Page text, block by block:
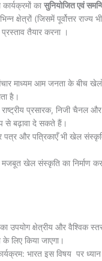
कार्यक्रमों का सुनियोजित एवं
क्षेत्रों (जिसमें पूर्वोत्तर
तैयार करना ।
माध्यम आम जनता के बीच
है।
प्रसारक, निजी चैनल
से बढ़ावा दे सकते हैं।
पत्र और पत्रिकाएँ भी खेल
खेल संस्कृति का निर्माण
उपयोग क्षेत्रीय और वैश्विक
के लिए किया जाएगा।
भारत इस विषय पर